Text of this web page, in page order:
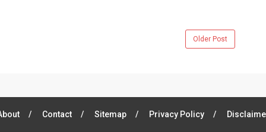
Older Post
Contact Sitemap Privacy Policy